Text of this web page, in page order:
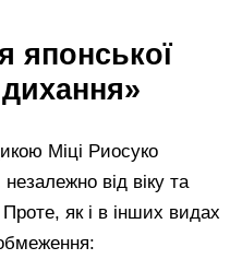
японської
Міці Риосуко
від віку та
Проте, як і в інших видах